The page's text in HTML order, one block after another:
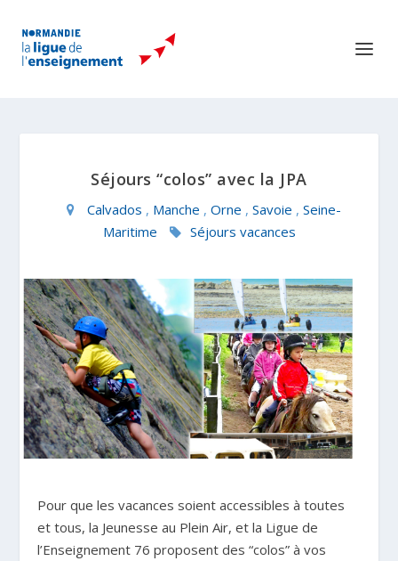
Séjours “colos” avec la JPA
Calvados , Manche , Orne , Savoie , Seine-
Maritime
Séjours vacances
Pour que les vacances soient accessibles à toutes
et tous, la Jeunesse au Plein Air, et la Ligue de
l’Enseignement 76 proposent des “colos” à vos